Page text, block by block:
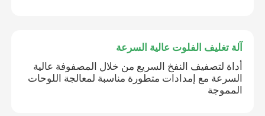
آلة تغليف الفلوت عالية السرعة
أداة لتصفيف النفخ السريع من خلال المصفوفة عالية
السرعة مع إمدادات متطورة مناسبة لمعالجة اللوحات
المموجة